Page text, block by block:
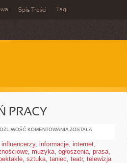
Spis Treści Tagi
PRACY
KOMENTOWANIA HOME
PRZESTRZEŃ
PRACY
ZOSTAŁA
influencerzy, informacje, internet,
, muzyka, ogłoszenia, prasa,
, sztuka, taniec, teatr, telewizja